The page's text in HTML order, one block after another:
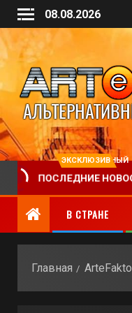
08.08.2026
ЭКСКЛЮЗИВНЫЙ
ПОСЛЕДНИЕ
В
В СТРАНЕ
Главная